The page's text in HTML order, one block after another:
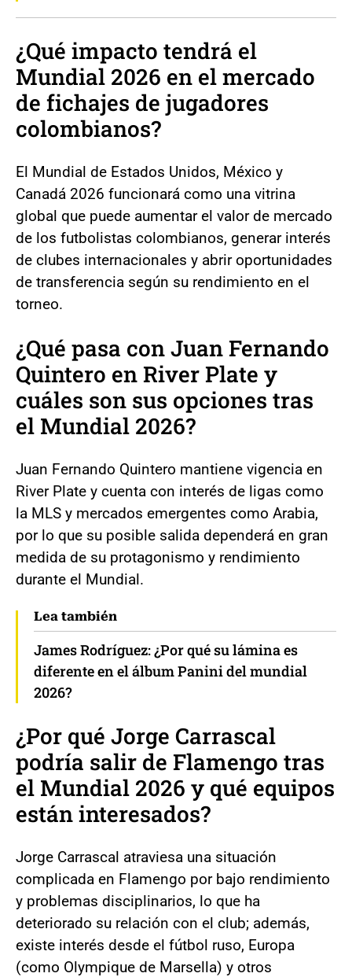
¿Qué impacto tendrá el
Mundial 2026 en el mercado
de fichajes de jugadores
colombianos?
El Mundial de Estados Unidos, México y
Canadá 2026 funcionará como una vitrina
global que puede aumentar el valor de mercado
de los futbolistas colombianos, generar interés
de clubes internacionales y abrir oportunidades
de transferencia según su rendimiento en el
torneo.
¿Qué pasa con Juan Fernando
Quintero en River Plate y
cuáles son sus opciones tras
el Mundial 2026?
Juan Fernando Quintero mantiene vigencia en
River Plate y cuenta con interés de ligas como
la MLS y mercados emergentes como Arabia,
por lo que su posible salida dependerá en gran
medida de su protagonismo y rendimiento
durante el Mundial.
Lea también
James Rodríguez: ¿Por qué su lámina es
diferente en el álbum Panini del mundial
2026?
¿Por qué Jorge Carrascal
podría salir de Flamengo tras
el Mundial 2026 y qué equipos
están interesados?
Jorge Carrascal atraviesa una situación
complicada en Flamengo por bajo rendimiento
y problemas disciplinarios, lo que ha
deteriorado su relación con el club; además,
existe interés desde el fútbol ruso, Europa
(como Olympique de Marsella) y otros